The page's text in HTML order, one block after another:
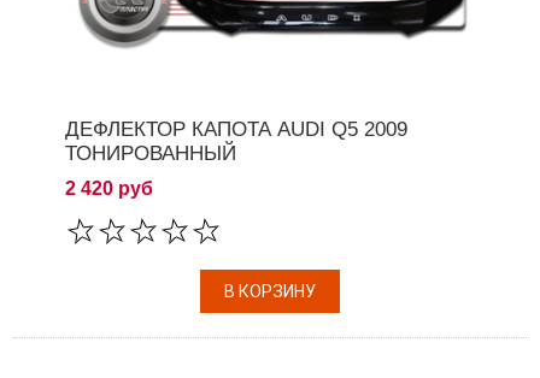
ДЕФЛЕКТОР КАПОТА AUDI Q5 2009
ТОНИРОВАННЫЙ
2 420 руб